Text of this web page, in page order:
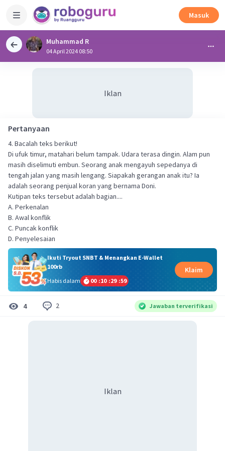
Masuk
Muhammad R
04 April 2024 08:50
Iklan
Pertanyaan
4. Bacalah teks berikut!
Di ufuk timur, matahari belum tampak. Udara terasa dingin. Alam pun
masih diselimuti embun. Seorang anak mengayuh sepedanya di
tengah jalan yang masih lengang. Siapakah gerangan anak itu? Ia
adalah seorang penjual koran yang bernama Doni.
Kutipan teks tersebut adalah bagian....
A. Perkenalan
B. Awal konflik
C. Puncak konflik
D. Penyelesaian
Ikuti Tryout SNBT & Menangkan E-Wallet
100rb
Habis dalam
00 :10 :29 :59
Klaim
4 2 Jawaban terverifikasi
Iklan